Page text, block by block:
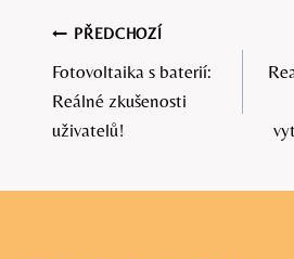
Navigace
pro
příspěvek
PŘEDCHOZÍ
Fotovoltaika s baterií:
Reálné zkušenosti
uživatelů!